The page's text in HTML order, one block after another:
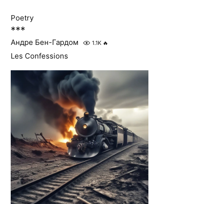
Poetry
***
Андре Бен-Гардом 1.1K 🔥
Les Confessions